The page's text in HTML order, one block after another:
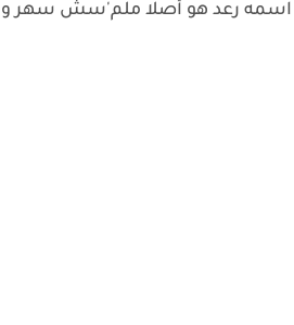
يلي اسمه رعد هو أصلا ملم'سش